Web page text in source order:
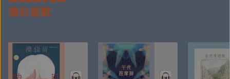
任社區大學講師。曾獲時報文學獎小說組首獎。著有
下，二○一五）；繪圖見於《通往世界的植物》（春
山，二○二○）、《繪自然：博物畫裡的臺灣》（國立
猜你喜歡